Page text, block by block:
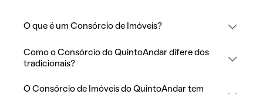
O que é um Consórcio de Imóveis?
Como o Consórcio do QuintoAndar difere dos
tradicionais?
O Consórcio de Imóveis do QuintoAndar tem